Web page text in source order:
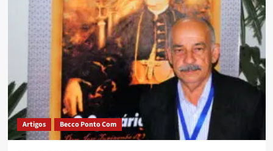
Artigos Becco Ponto Com